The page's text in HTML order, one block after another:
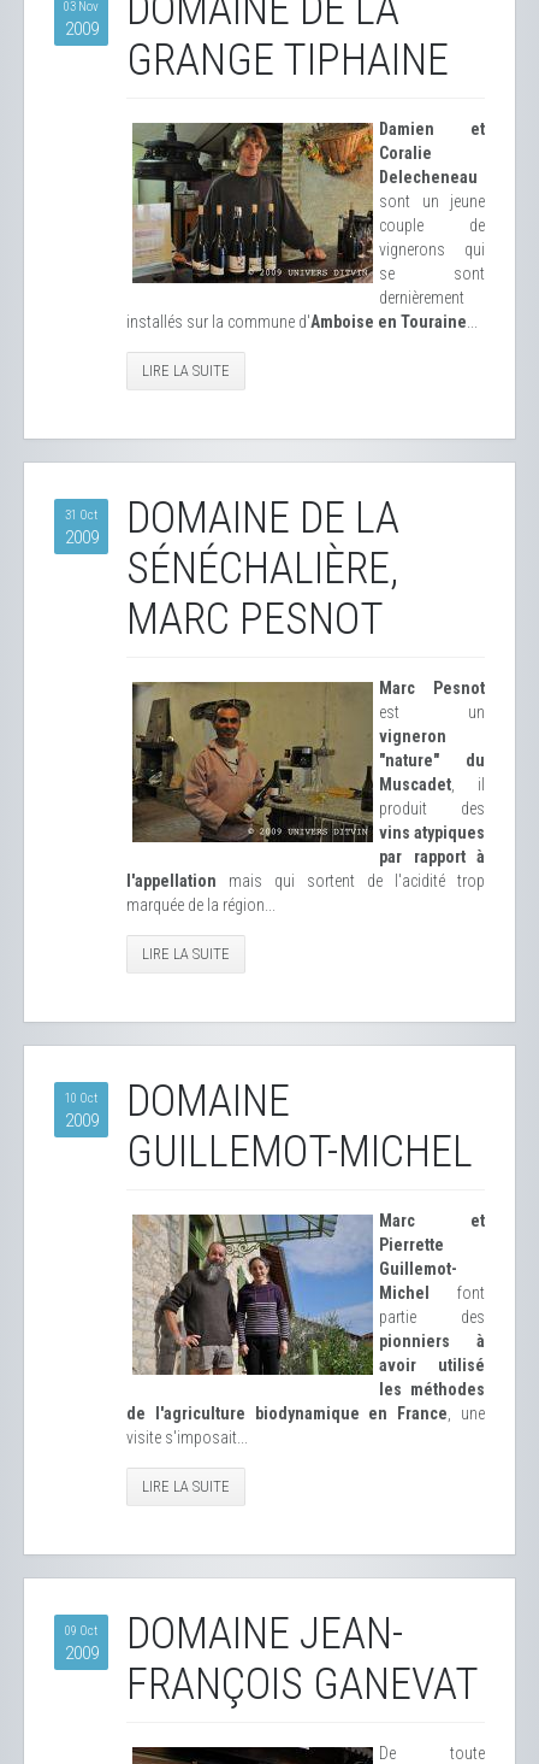
03 Nov
2009
GRANGE TIPHAINE
Damien et
Coralie
Delecheneau
sont un jeune
couple de
vignerons qui
se sont
dernièrement
installés sur la commune d'Amboise en Touraine
LIRE LA SUITE
31 Oct
2009
DOMAINE DE LA
SÉNÉCHALIÈRE,
MARC PESNOT
Marc Pesnot
est un
vigneron
"nature" du
Muscadet , il
produit des
vins atypiques
par rapport à
l'appellation mais qui sortent de l'acidité trop
marquée de la région...
LIRE LA SUITE
10 Oct
2009
DOMAINE
GUILLEMOT-MICHEL
Marc et
Pierrette
Guillemot-
Michel
font
partie des
pionniers à
avoir utilisé
les méthodes
de l'agriculture biodynamique en France , une
visite s'imposait...
LIRE LA SUITE
09 Oct
2009
DOMAINE JEAN-
FRANÇOIS GANEVAT
De toute